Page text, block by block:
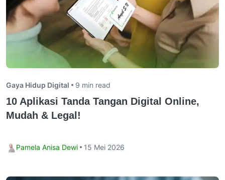
Gaya Hidup Digital 9 min read
10 Aplikasi Tanda Tangan Digital Online,
Mudah & Legal!
Pamela Anisa Dewi 15 Mei 2026